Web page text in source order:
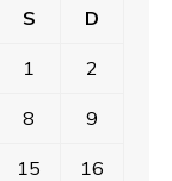
S D
1 2
8 9
15 16